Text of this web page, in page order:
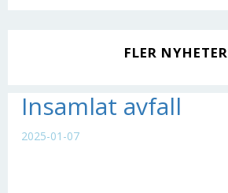
FLER NYHETER
Insamlat avfall
2025-01-07